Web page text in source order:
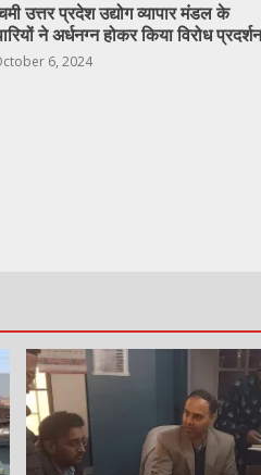
उत्तर प्रदेश उद्योग व्यापार मंडल के
ने अर्धनग्न होकर किया विरोध प्रदर्शन
6, 2024